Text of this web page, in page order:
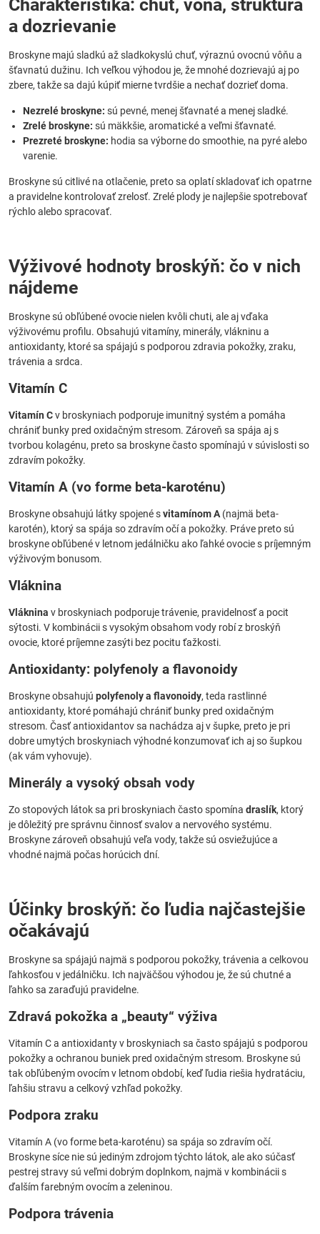
Charakteristika: chuť, vôňa, štruktúra
a dozrievanie
Broskyne majú sladkú až sladkokyslú chuť, výraznú ovocnú vôňu a
šťavnatú dužinu. Ich veľkou výhodou je, že mnohé dozrievajú aj po
zbere, takže sa dajú kúpiť mierne tvrdšie a nechať dozrieť doma.
Nezrelé broskyne: sú pevné, menej šťavnaté a menej sladké.
Zrelé broskyne: sú mäkkšie, aromatické a veľmi šťavnaté.
Prezreté broskyne: hodia sa výborne do smoothie, na pyré alebo
varenie.
Broskyne sú citlivé na otlačenie, preto sa oplatí skladovať ich opatrne
a pravidelne kontrolovať zrelosť. Zrelé plody je najlepšie spotrebovať
rýchlo alebo spracovať.
Výživové hodnoty broskýň: čo v nich
nájdeme
Broskyne sú obľúbené ovocie nielen kvôli chuti, ale aj vďaka
výživovému profilu. Obsahujú vitamíny, minerály, vlákninu a
antioxidanty, ktoré sa spájajú s podporou zdravia pokožky, zraku,
trávenia a srdca.
Vitamín C
Vitamín Cv broskyniach podporuje imunitný systém a pomáha
chrániť bunky pred oxidačným stresom. Zároveň sa spája aj s
tvorbou kolagénu, preto sa broskyne často spomínajú v súvislosti so
zdravím pokožky.
Vitamín A (vo forme beta-karoténu)
Broskyne obsahujú látky spojené svitamínom A (najmä beta-
karotén), ktorý sa spája so zdravím očí a pokožky. Práve preto sú
broskyne obľúbené v letnom jedálničku ako ľahké ovocie s príjemným
výživovým bonusom.
Vláknina
Vláknina v broskyniach podporuje trávenie, pravidelnosť a pocit
sýtosti. V kombinácii s vysokým obsahom vody robí z broskýň
ovocie, ktoré príjemne zasýti bez pocitu ťažkosti.
Antioxidanty: polyfenoly a flavonoidy
Broskyne obsahujú polyfenoly a flavonoidy, teda rastlinné
antioxidanty, ktoré pomáhajú chrániť bunky pred oxidačným
stresom. Časť antioxidantov sa nachádza aj v šupke, preto je pri
dobre umytých broskyniach výhodné konzumovať ich aj so šupkou
(ak vám vyhovuje).
Minerály a vysoký obsah vody
Zo stopových látok sa pri broskyniach často spomína draslík, ktorý
je dôležitý pre správnu činnosť svalov a nervového systému.
Broskyne zároveň obsahujú veľa vody, takže sú osviežujúce a
vhodné najmä počas horúcich dní.
Účinky broskýň: čo ľudia najčastejšie
očakávajú
Broskyne sa spájajú najmä s podporou pokožky, trávenia a celkovou
ľahkosťou v jedálničku. Ich najväčšou výhodou je, že sú chutné a
ľahko sa zaraďujú pravidelne.
Zdravá pokožka a „beauty“ výživa
Vitamín C a antioxidanty v broskyniach sa často spájajú s podporou
pokožky a ochranou buniek pred oxidačným stresom. Broskyne sú
tak obľúbeným ovocím v letnom období, keď ľudia riešia hydratáciu,
ľahšiu stravu a celkový vzhľad pokožky.
Podpora zraku
Vitamín A (vo forme beta-karoténu) sa spája so zdravím očí.
Broskyne síce nie sú jediným zdrojom týchto látok, ale ako súčasť
pestrej stravy sú veľmi dobrým doplnkom, najmä v kombinácii s
ďalším farebným ovocím a zeleninou.
Podpora trávenia